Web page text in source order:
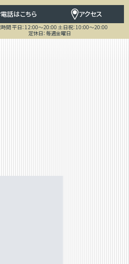
話はこちら アクセス
時間 平日：12:00～20:00 土日祝：10:00～20:00
定休日：毎週金曜日